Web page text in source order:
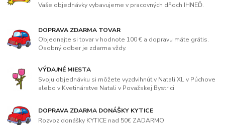
Vaše objednávky vybavujeme v pracovných dňoch IHNEĎ.
DOPRAVA ZDARMA TOVAR
Objednajte si tovar v hodnote 100 € a dopravu máte grátis.
Osobný odber je zdarma vždy.
VÝDAJNÉ MIESTA
Svoju objednávku si môžete vyzdvihnúť v Natali XL v Púchove
alebo v Kvetinárstve Natali v Považskej Bystrici
DOPRAVA ZDARMA DONÁŠKY KYTICE
Rozvoz donášky KYTICE nad 50€ ZADARMO